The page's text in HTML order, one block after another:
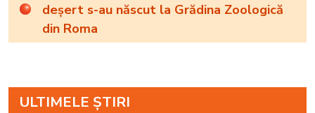
deșert s-au născut la Grădina Zoologică
din Roma
ULTIMELE ȘTIRI